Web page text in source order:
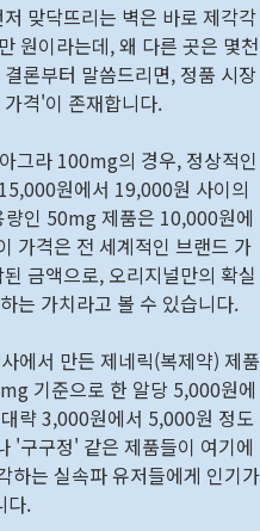
맞닥뜨리는 벽은 바로 제각각
원이라는데, 왜 다른 곳은 몇천
론부터 말씀드리면, 정품 시장
격'이 존재합니다.
그라 100mg의 경우, 정상적인
원에서 19,000원 사이의
인 50mg 제품은 10,000원에
가격은 전 세계적인 브랜드 가
금액으로, 오리지널만의 확실
는 가치라고 볼 수 있습니다.
에서 만든 제네릭(복제약) 제품
기준으로 한 알당 5,000원에
략 3,000원에서 5,000원 정도
'구구정' 같은 제품들이 여기에
하는 실속파 유저들에게 인기가
다.